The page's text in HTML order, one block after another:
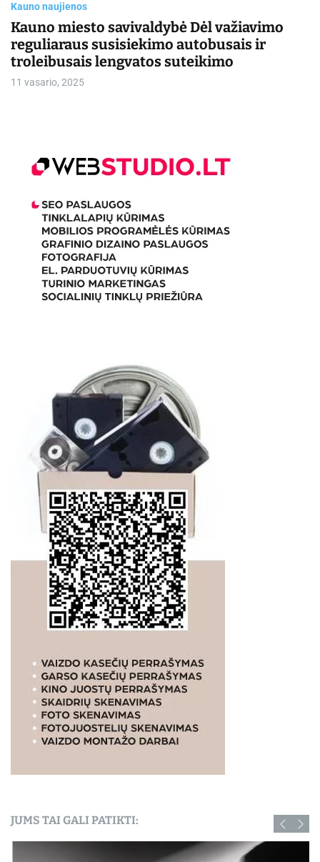
Kauno naujienos
Kauno miesto savivaldybė Dėl važiavimo
reguliaraus susisiekimo autobusais ir
troleibusais lengvatos suteikimo
11 vasario, 2025
JUMS TAI GALI PATIKTI: